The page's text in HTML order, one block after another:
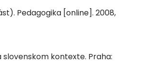
Pedagogika [online]. 2008,
kontexte. Praha: